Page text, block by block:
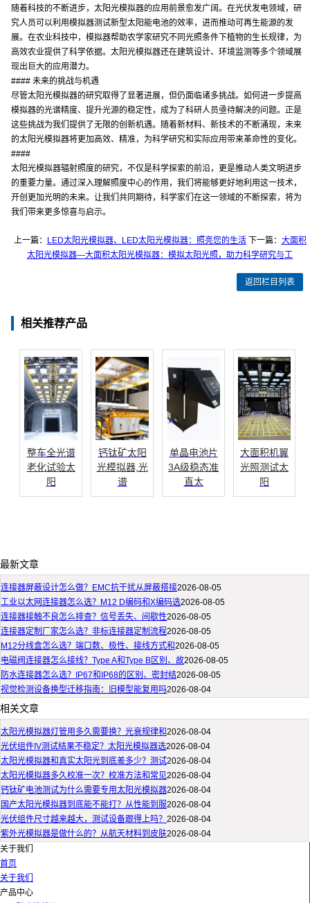
随着科技的不断进步，太阳光模拟器的应用前景愈发广阔。在光伏发电领域，研
究人员可以利用模拟器测试新型太阳能电池的效率，进而推动可再生能源的发
展。在农业科技中，模拟器帮助农学家研究不同光照条件下植物的生长规律，为
高效农业提供了科学依据。太阳光模拟器还在建筑设计、环境监测等多个领域展
现出巨大的应用潜力。
#### 未来的挑战与机遇
尽管太阳光模拟器的研究取得了显著进展，但仍面临诸多挑战。如何进一步提高
模拟器的光谱精度、提升光源的稳定性，成为了科研人员亟待解决的问题。正是
这些挑战为我们提供了无限的创新机遇。随着新材料、新技术的不断涌现，未来
的太阳光模拟器将更加高效、精准，为科学研究和实际应用带来革命性的变化。
####
太阳光模拟器辐射照度的研究，不仅是科学探索的前沿，更是推动人类文明进步
的重要力量。通过深入理解照度中心的作用，我们将能够更好地利用这一技术，
开创更加光明的未来。让我们共同期待，科学家们在这一领域的不断探索，将为
我们带来更多惊喜与启示。
上一篇： LED太阳光模拟器、LED太阳光模拟器：照亮您的生活下一篇： 大面积
太阳光模拟器—大面积太阳光模拟器：模拟太阳光照，助力科学研究与工
返回栏目列表
相关推荐产品
整车全光谱
老化试验太
阳
钙钛矿太阳
光模拟器,光
谱
单晶电池片
3A级稳态准
直太
大面积机翼
光照测试太
阳
最新文章
连接器屏蔽设计怎么做？EMC抗干扰从屏蔽搭接2026-08-05
工业以太网连接器怎么选？M12 D编码和X编码选2026-08-05
连接器接触不良怎么排查？信号丢失、间歇性2026-08-05
连接器定制厂家怎么选？非标连接器定制流程2026-08-05
M12分线盒怎么选？端口数、极性、接线方式和2026-08-05
电磁阀连接器怎么接线？Type A和Type B区别、故2026-08-05
防水连接器怎么选？IP67和IP68的区别、密封结2026-08-05
视觉检测设备换型迁移指南：旧模型能复用吗2026-08-04
相关文章
太阳光模拟器灯管用多久需要换？光衰规律和2026-08-04
光伏组件IV测试结果不稳定？太阳光模拟器选2026-08-04
太阳光模拟器和真实太阳光到底差多少？测试2026-08-04
太阳光模拟器多久校准一次？校准方法和常见2026-08-04
钙钛矿电池测试为什么需要专用太阳光模拟器2026-08-04
国产太阳光模拟器到底能不能打？从性能到服2026-08-04
光伏组件尺寸越来越大，测试设备跟得上吗？ 2026-08-04
紫外光模拟器是做什么的？从航天材料到皮肤2026-08-04
关于我们
首页
关于我们
产品中心